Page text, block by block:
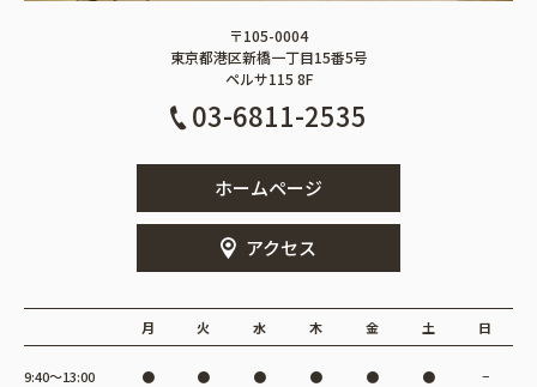
〒105-0004
東京都港区新橋一丁目15番5号
ペルサ115 8F
03-6811-2535
ホームページ
アクセス
月 火 水 木 金 土 日
9:40〜13:00 ● ● ● ● ● ● −